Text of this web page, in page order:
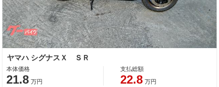
ヤマハ シグナスＸ ＳＲ
本体価格
21.8 万円
支払総額
22.8 万円